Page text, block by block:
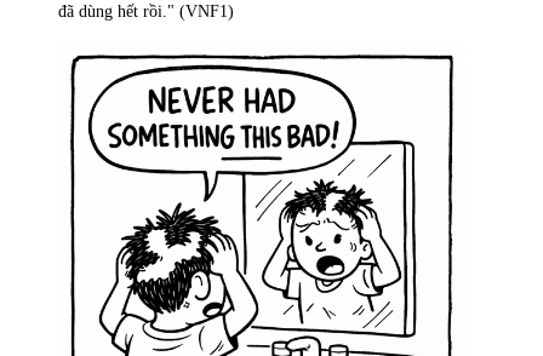
đã dùng hết rồi." (VNF1)